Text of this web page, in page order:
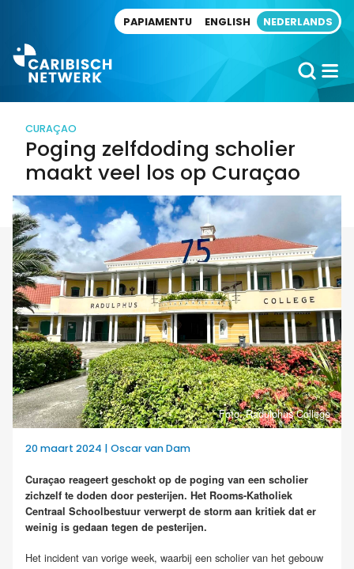
PAPIAMENTU ENGLISH NEDERLANDS
CURAÇAO
Poging zelfdoding scholier
maakt veel los op Curaçao
Foto: Radulphus College
20 maart 2024 | Oscar van Dam
Curaçao reageert geschokt op de poging van een scholier
zichzelf te doden door pesterijen. Het Rooms-Katholiek
Centraal Schoolbestuur verwerpt de storm aan kritiek dat er
weinig is gedaan tegen de pesterijen.
Het incident van vorige week, waarbij een scholier van het gebouw